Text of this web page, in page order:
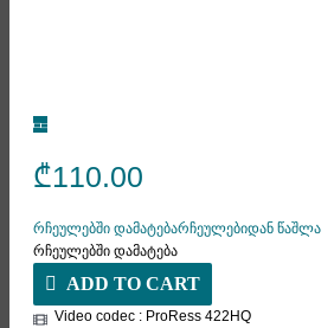
₾110.00
რჩეულებში დამატებარჩეულებიდან წაშლა
რჩეულებში დამატება
ADD TO CART
Video codec : ProRess 422HQ